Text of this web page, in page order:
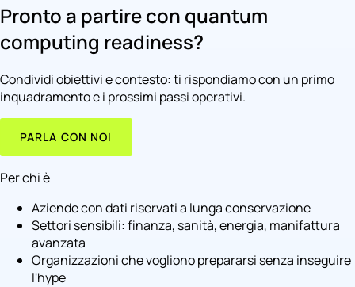
Pronto a partire con quantum
computing readiness?
Condividi obiettivi e contesto: ti rispondiamo con un primo
inquadramento e i prossimi passi operativi.
PARLA CON NOI
Per chi è
Aziende con dati riservati a lunga conservazione
Settori sensibili: finanza, sanità, energia, manifattura
avanzata
Organizzazioni che vogliono prepararsi senza inseguire
l'hype